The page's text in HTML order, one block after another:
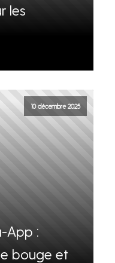
les
10 décembre 2025
App :
bouge et